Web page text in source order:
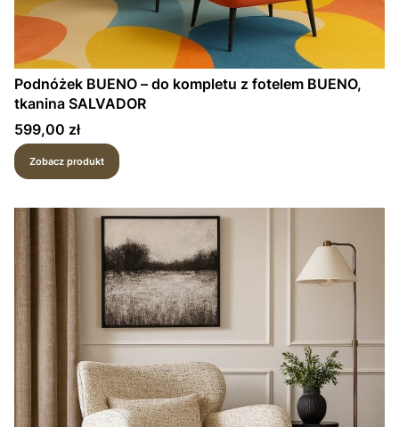
Podnóżek BUENO – do kompletu z fotelem BUENO,
tkanina SALVADOR
Cena
599,00 zł
Zobacz produkt